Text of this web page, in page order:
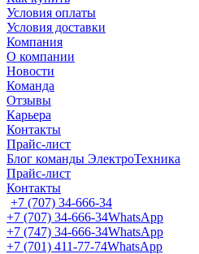
Условия оплаты
Условия доставки
Компания
О компании
Новости
Команда
Отзывы
Карьера
Контакты
Прайс-лист
Блог команды ЭлектроТехника
Прайс-лист
Контакты
+7 (707) 34-666-34
+7 (707) 34-666-34WhatsApp
+7 (747) 34-666-34WhatsApp
+7 (701) 411-77-74WhatsApp